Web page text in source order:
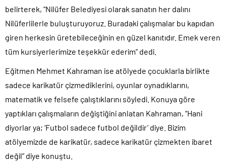
belirterek, “Nilüfer Belediyesi olarak sanatın her dalını
Nilüferlilerle buluşturuyoruz. Buradaki çalışmalar bu kapıdan
giren herkesin üretebileceğinin en güzel kanıtıdır. Emek veren
tüm kursiyerlerimize teşekkür ederim” dedi.
Eğitmen Mehmet Kahraman ise atölyede çocuklarla birlikte
sadece karikatür çizmediklerini, oyunlar oynadıklarını,
matematik ve felsefe çalıştıklarını söyledi. Konuya göre
yaptıkları çalışmaların değiştiğini anlatan Kahraman, “Hani
diyorlar ya; ‘Futbol sadece futbol değildir’ diye. Bizim
atölyemizde de karikatür, sadece karikatür çizmekten ibaret
değil” diye konuştu.